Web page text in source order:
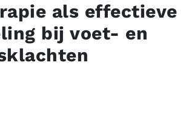
als effectieve
bij voet- en